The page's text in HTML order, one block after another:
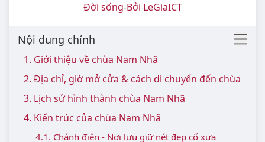
Đời sống-Bởi LeGiaICT
Nội dung chính
1. Giới thiệu về chùa Nam Nhã
2. Địa chỉ, giờ mở cửa & cách di chuyển đến chùa
3. Lịch sử hình thành chùa Nam Nhã
4. Kiến trúc của chùa Nam Nhã
4.1. Chánh điện - Nơi lưu giữ nét đẹp cổ xưa